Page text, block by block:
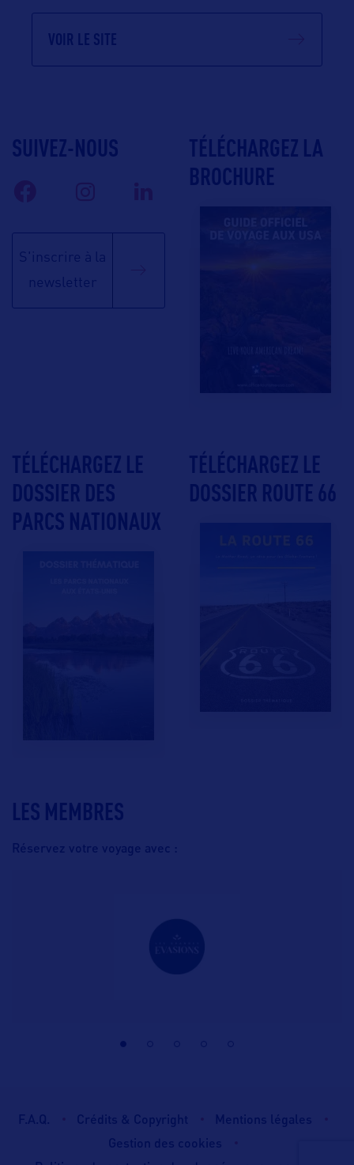
VOIR LE SITE
LES MEMBRES
Réservez votre voyage avec :
SUIVEZ-NOUS
S'inscrire à la
newsletter
TÉLÉCHARGEZ LA
BROCHURE
TÉLÉCHARGEZ LE
DOSSIER DES
PARCS NATIONAUX
TÉLÉCHARGEZ LE
DOSSIER ROUTE 66
F.A.Q. Crédits & Copyright
Mentions légales
Gestion des cookies